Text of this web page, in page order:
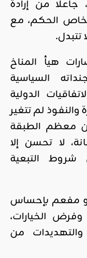
من إرادة
الحكم، مع
تتبدل.
هيأ المناخ
السياسية
الدولية
لم تتغير
معظم الطبقة
لا تحسن إلا
التبعية
مفعم بإحساس
الخيارات،
والتهديدات من